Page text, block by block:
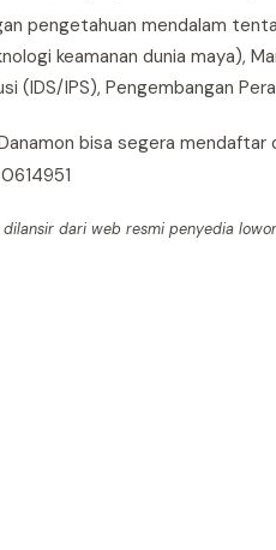
pengetahuan mendalam
keamanan dunia maya),
(IDS/IPS), Pengembangan
bisa segera mendaftar
dari web resmi penyedia